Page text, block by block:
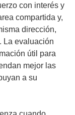
con interés y
compartida y,
dirección,
La evaluación
útil para
mejor las
a su